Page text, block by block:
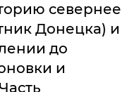
севернее
Донецка) и
до
и